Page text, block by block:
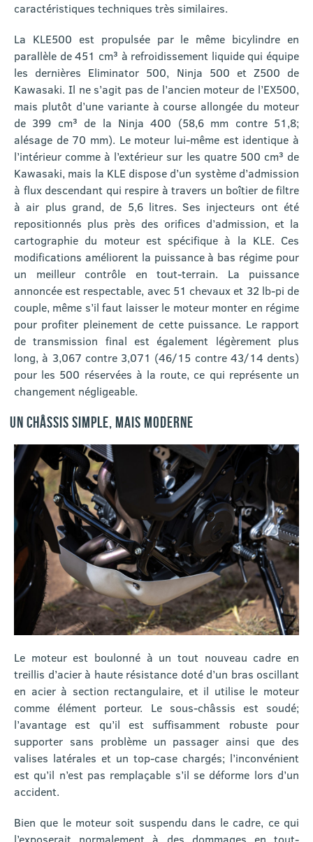
caractéristiques techniques très similaires.
La KLE500 est propulsée par le même bicylindre en
parallèle de 451 cm³ à refroidissement liquide qui équipe
les dernières Eliminator 500, Ninja 500 et Z500 de
Kawasaki. Il ne s’agit pas de l’ancien moteur de l’EX500,
mais plutôt d’une variante à course allongée du moteur
de 399 cm³ de la Ninja 400 (58,6 mm contre 51,8;
alésage de 70 mm). Le moteur lui-même est identique à
l’intérieur comme à l’extérieur sur les quatre 500 cm³ de
Kawasaki, mais la KLE dispose d’un système d’admission
à flux descendant qui respire à travers un boîtier de filtre
à air plus grand, de 5,6 litres. Ses injecteurs ont été
repositionnés plus près des orifices d’admission, et la
cartographie du moteur est spécifique à la KLE. Ces
modifications améliorent la puissance à bas régime pour
un meilleur contrôle en tout-terrain. La puissance
annoncée est respectable, avec 51 chevaux et 32 lb-pi de
couple, même s’il faut laisser le moteur monter en régime
pour profiter pleinement de cette puissance. Le rapport
de transmission final est également légèrement plus
long, à 3,067 contre 3,071 (46/15 contre 43/14 dents)
pour les 500 réservées à la route, ce qui représente un
changement négligeable.
UN CHÂSSIS SIMPLE, MAIS MODERNE
Le moteur est boulonné à un tout nouveau cadre en
treillis d’acier à haute résistance doté d’un bras oscillant
en acier à section rectangulaire, et il utilise le moteur
comme élément porteur. Le sous-châssis est soudé;
l’avantage est qu’il est suffisamment robuste pour
supporter sans problème un passager ainsi que des
valises latérales et un top-case chargés; l’inconvénient
est qu’il n’est pas remplaçable s’il se déforme lors d’un
accident.
Bien que le moteur soit suspendu dans le cadre, ce qui
l’exposerait normalement à des dommages en tout-